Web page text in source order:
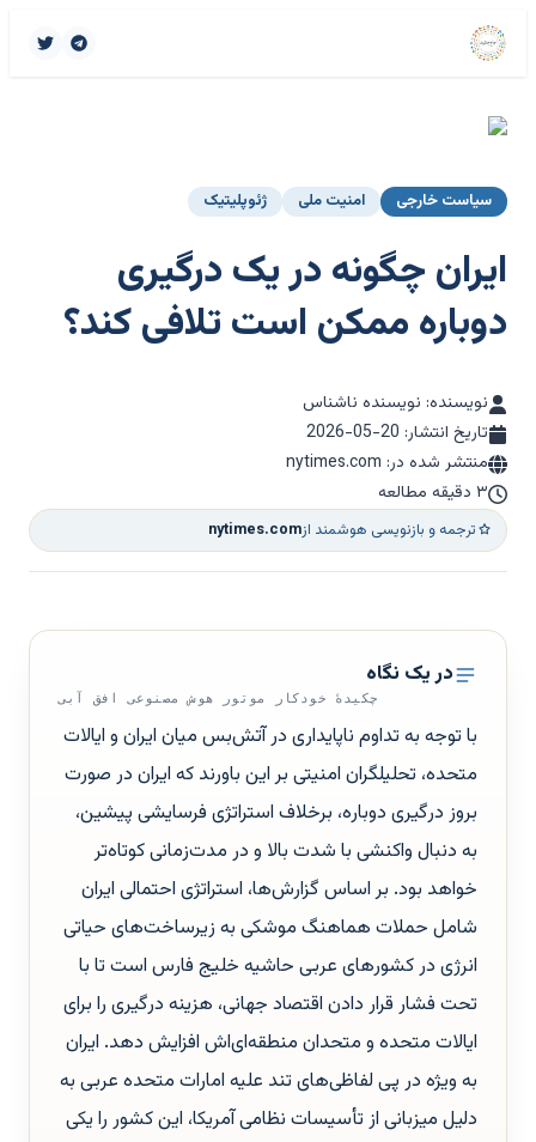
سیاست خارجی امنیت ملی ژئوپلیتیک
ایران چگونه در یک درگیری
دوباره ممکن است تلافی کند؟
نویسنده: نویسنده ناشناس
تاریخ انتشار: 2026-05-20
منتشر شده در: nytimes.com
۳ دقیقه مطالعه
ترجمه و بازنویسی هوشمند ازnytimes.com
در یک نگاه
چکیدهٔ خودکار موتور هوش مصنوعی افق آبی
با توجه به تداوم ناپایداری در آتش‌بس میان ایران و ایالات
متحده، تحلیلگران امنیتی بر این باورند که ایران در صورت
بروز درگیری دوباره، برخلاف استراتژی فرسایشی پیشین،
به دنبال واکنشی با شدت بالا و در مدت‌زمانی کوتاه‌تر
خواهد بود. بر اساس گزارش‌ها، استراتژی احتمالی ایران
شامل حملات هماهنگ موشکی به زیرساخت‌های حیاتی
انرژی در کشورهای عربی حاشیه خلیج فارس است تا با
تحت فشار قرار دادن اقتصاد جهانی، هزینه درگیری را برای
ایالات متحده و متحدان منطقه‌ای‌اش افزایش دهد. ایران
به ویژه در پی لفاظی‌های تند علیه امارات متحده عربی به
دلیل میزبانی از تأسیسات نظامی آمریکا، این کشور را یکی